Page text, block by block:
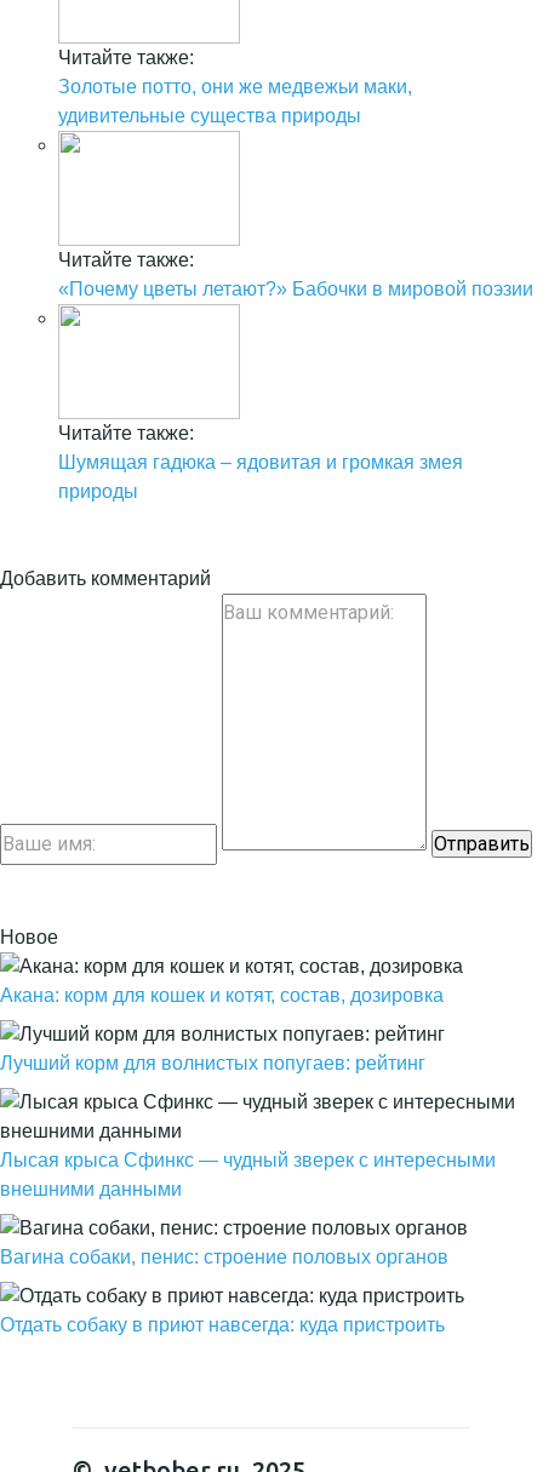
Читайте также:
Золотые потто, они же медвежьи маки,
удивительные существа природы
Читайте также:
«Почему цветы летают?» Бабочки в мировой поэзии
Читайте также:
Шумящая гадюка – ядовитая и громкая змея
природы
Добавить комментарий
Новое
Акана: корм для кошек и котят, состав, дозировка
Лучший корм для волнистых попугаев: рейтинг
Лысая крыса Сфинкс — чудный зверек с интересными
внешними данными
Вагина собаки, пенис: строение половых органов
Отдать собаку в приют навсегда: куда пристроить